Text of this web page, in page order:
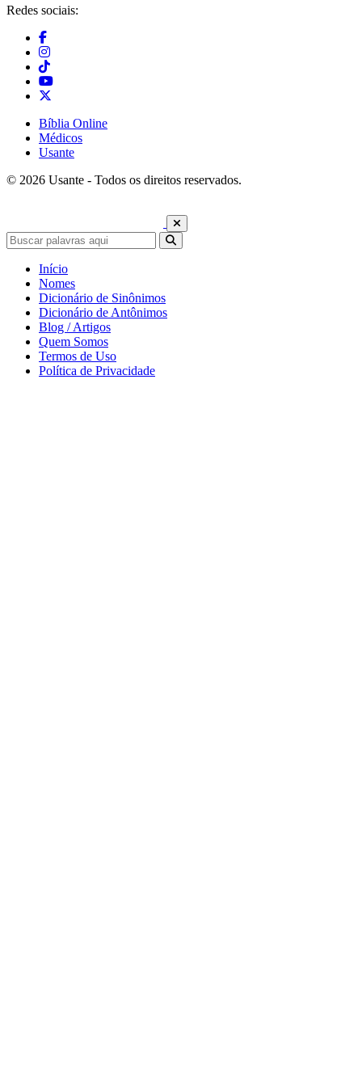
Redes sociais:
Bíblia Online
Médicos
Usante
© 2026 Usante - Todos os direitos reservados.
Início
Nomes
Dicionário de Sinônimos
Dicionário de Antônimos
Blog / Artigos
Quem Somos
Termos de Uso
Política de Privacidade